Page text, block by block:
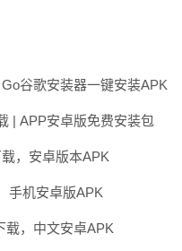
谷歌安装器一键安装APK
| APP安卓版免费安装包
，安卓版本APK
手机安卓版APK
载，中文安卓APK